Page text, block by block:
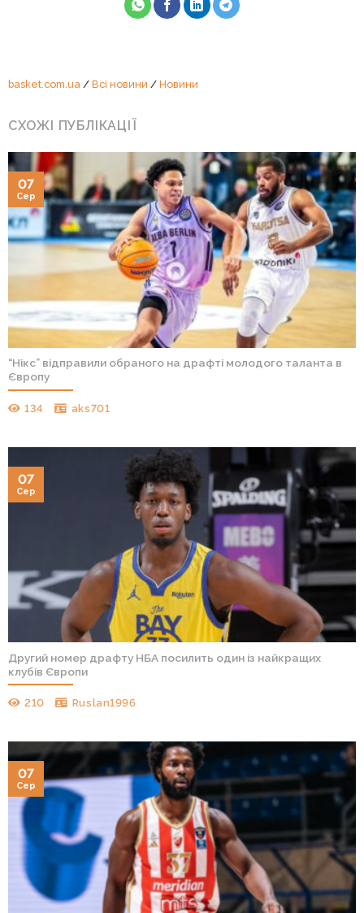
basket.com.ua / Всі новини / Новини
СХОЖІ ПУБЛІКАЦІЇ
“Нікс” відправили обраного на драфті молодого таланта в
Європу
134 aks701
07
Сер
Другий номер драфту НБА посилить один із найкращих
клубів Європи
210 Ruslan1996
07
Сер
07
Сер